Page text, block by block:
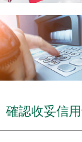
確認收妥信